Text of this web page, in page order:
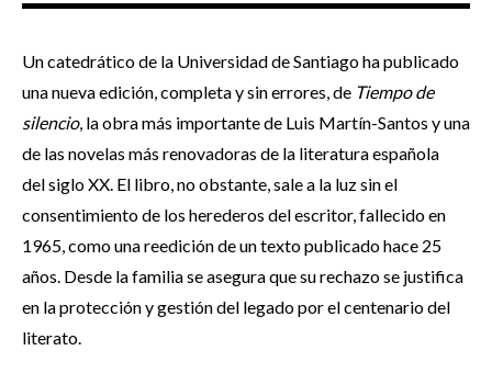
Un catedrático de la Universidad de Santiago ha publicado
una nueva edición, completa y sin errores, de Tiempo de
silencio, la obra más importante de Luis Martín-Santos y una
de las novelas más renovadoras de la literatura española
del siglo XX. El libro, no obstante, sale a la luz sin el
consentimiento de los herederos del escritor, fallecido en
1965, como una reedición de un texto publicado hace 25
años. Desde la familia se asegura que su rechazo se justifica
en la protección y gestión del legado por el centenario del
literato.